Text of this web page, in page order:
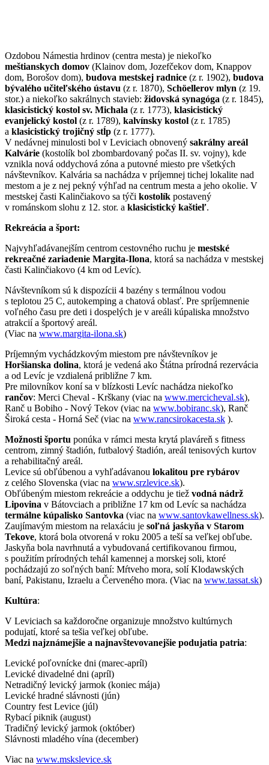
Ozdobou Námestia hrdinov (centra mesta) je niekoľko
meštianskych domov (Klainov dom, Jozefčekov dom, Knappov
dom, Borošov dom), budova mestskej radnice (z r. 1902), budova
bývalého učiteľského ústavu (z r. 1870), Schöellerov mlyn (z 19.
stor.) a niekoľko sakrálnych stavieb: židovská synagóga (z r. 1845),
klasicistický kostol sv. Michala (z r. 1773), klasicistický
evanjelický kostol (z r. 1789), kalvínsky kostol (z r. 1785)
a klasicistický trojičný stĺp (z r. 1777).
V nedávnej minulosti bol v Leviciach obnovený sakrálny areál
Kalvárie (kostolík bol zbombardovaný počas II. sv. vojny), kde
vznikla nová oddychová zóna a putovné miesto pre všetkých
návštevníkov. Kalvária sa nachádza v príjemnej tichej lokalite nad
mestom a je z nej pekný výhľad na centrum mesta a jeho okolie. V
mestskej časti Kalinčiakovo sa týči kostolík postavený
v románskom slohu z 12. stor. a klasicistický kaštieľ.
Rekreácia a šport:
Najvyhľadávanejším centrom cestovného ruchu je mestské
rekreačné zariadenie Margita-Ilona, ktorá sa nachádza v mestskej
časti Kalinčiakovo (4 km od Levíc).
Návštevníkom sú k dispozícii 4 bazény s termálnou vodou
s teplotou 25 C, autokemping a chatová oblasť. Pre spríjemnenie
voľného času pre deti i dospelých je v areáli kúpaliska množstvo
atrakcií a športový areál.
(Viac na www.margita-ilona.sk)
Príjemným vychádzkovým miestom pre návštevníkov je
Horšianska dolina, ktorá je vedená ako Štátna prírodná rezervácia
a od Levíc je vzdialená približne 7 km.
Pre milovníkov koní sa v blízkosti Levíc nachádza niekoľko
rančov: Merci Cheval - Krškany (viac na www.mercicheval.sk),
Ranč u Bobiho - Nový Tekov (viac na www.bobiranc.sk), Ranč
Široká cesta - Horná Seč (viac na www.rancsirokacesta.sk ).
Možnosti športu ponúka v rámci mesta krytá plaváreň s fitness
centrom, zimný štadión, futbalový štadión, areál tenisových kurtov
a rehabilitačný areál.
Levice sú obľúbenou a vyhľadávanou lokalitou pre rybárov
z celého Slovenska (viac na www.srzlevice.sk).
Obľúbeným miestom rekreácie a oddychu je tiež vodná nádrž
Lipovina v Bátovciach a približne 17 km od Levíc sa nachádza
termálne kúpalisko Santovka (viac na www.santovkawellness.sk).
Zaujímavým miestom na relaxáciu je soľná jaskyňa v Starom
Tekove, ktorá bola otvorená v roku 2005 a teší sa veľkej obľube.
Jaskyňa bola navrhnutá a vybudovaná certifikovanou firmou,
s použitím prírodných tehál kamennej a morskej soli, ktoré
pochádzajú zo soľných baní: Mŕtveho mora, solí Klodawských
baní, Pakistanu, Izraelu a Červeného mora. (Viac na www.tassat.sk)
Kultúra:
V Leviciach sa každoročne organizuje množstvo kultúrnych
podujatí, ktoré sa tešia veľkej obľube.
Medzi najznámejšie a najnavštevovanejšie podujatia patria:
Levické poľovnícke dni (marec-apríl)
Levické divadelné dni (apríl)
Netradičný levický jarmok (koniec mája)
Levické hradné slávnosti (jún)
Country fest Levice (júl)
Rybací piknik (august)
Tradičný levický jarmok (október)
Slávnosti mladého vína (december)
Viac na www.mskslevice.sk